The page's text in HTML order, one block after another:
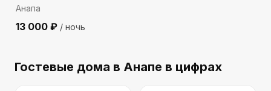
Анапа
13 000 ₽ / ночь
Гостевые дома в Анапе в цифрах